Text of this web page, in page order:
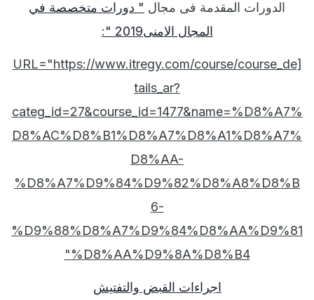
الدورات المقدمة فى مجال " دورات متخصصة في
المجال الامنى2019
"
:
[URL="https://www.itregy.com/course/course_de
tails_ar?
categ_id=27&course_id=1477&name=%D8%A7%
D8%AC%D8%B1%D8%A7%D8%A1%D8%A7%
D8%AA-
%D8%A7%D9%84%D9%82%D8%A8%D8%B
6-
%D9%88%D8%A7%D9%84%D8%AA%D9%81
%D8%AA%D9%8A%D8%B4"
اجراءات القبض والتفتيش